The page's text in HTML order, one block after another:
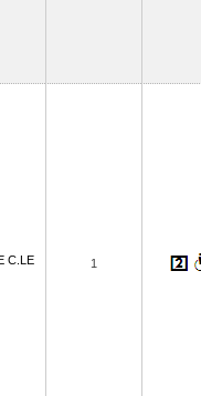
C.LE
1